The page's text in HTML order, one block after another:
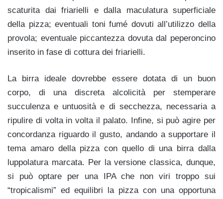
scaturita dai friarielli e dalla maculatura superficiale
della pizza; eventuali toni fumé dovuti all’utilizzo della
provola; eventuale piccantezza dovuta dal peperoncino
inserito in fase di cottura dei friarielli.
La birra ideale dovrebbe essere dotata di un buon
corpo, di una discreta alcolicità per stemperare
succulenza e untuosità e di secchezza, necessaria a
ripulire di volta in volta il palato. Infine, si può agire per
concordanza riguardo il gusto, andando a supportare il
tema amaro della pizza con quello di una birra dalla
luppolatura marcata. Per la versione classica, dunque,
si può optare per una IPA che non viri troppo sui
“tropicalismi” ed equilibri la pizza con una opportuna